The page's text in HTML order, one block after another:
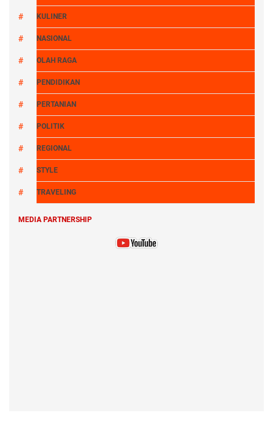
KULINER
NASIONAL
OLAH RAGA
PENDIDIKAN
PERTANIAN
POLITIK
REGIONAL
STYLE
TRAVELING
MEDIA PARTNERSHIP